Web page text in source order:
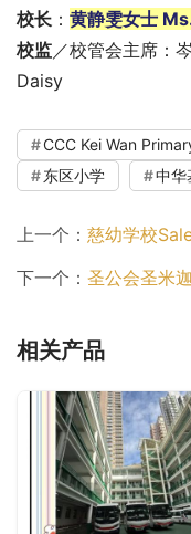
校长 ： 黄静雯女士
校监 ／校管会主席：
Daisy
CCC Kei Wan
东区小学
中华
上一个： 慈幼学校
下一个： 圣公会圣米迦勒小
相关产品